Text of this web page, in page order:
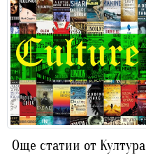
Още статии от Култура